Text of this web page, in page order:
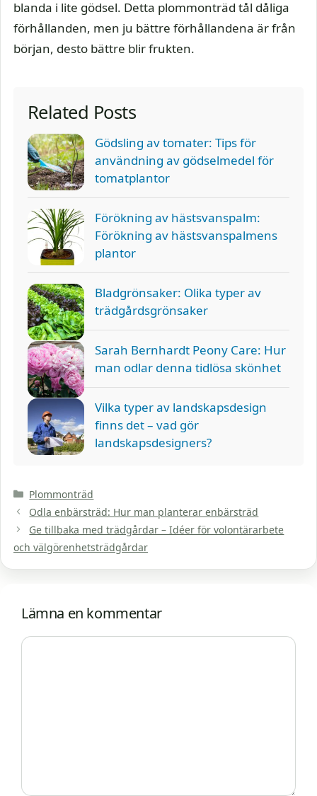
blanda i lite gödsel. Detta plommonträd tål dåliga
förhållanden, men ju bättre förhållandena är från
början, desto bättre blir frukten.
Related Posts
Gödsling av tomater: Tips för
användning av gödselmedel för
tomatplantor
Förökning av hästsvanspalm:
Förökning av hästsvanspalmens
plantor
Bladgrönsaker: Olika typer av
trädgårdsgrönsaker
Sarah Bernhardt Peony Care: Hur
man odlar denna tidlösa skönhet
Vilka typer av landskapsdesign
finns det – vad gör
landskapsdesigners?
Kategorier
Plommonträd
Odla enbärsträd: Hur man planterar enbärsträd
Ge tillbaka med trädgårdar – Idéer för volontärarbete
och välgörenhetsträdgårdar
Lämna en kommentar
Kommentar